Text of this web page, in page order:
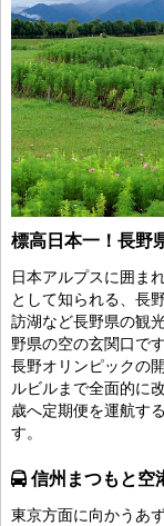
標高日本一！長野
日本アルプスに囲ま
として知られる、長
訪湖など長野県の観
野県の空の玄関口です
長野オリンピックの
ルビルまで全面的に
歳へ定期便を運航す
す。
信州まつもと空
東京方面に向かうあ